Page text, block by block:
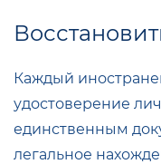
Каждый
удостоверение
единственным
легальное